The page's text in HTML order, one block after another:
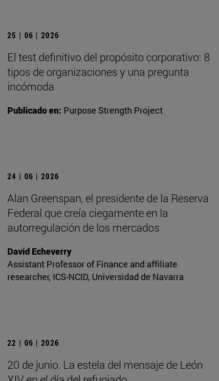
25 | 06 | 2026
El test definitivo del propósito corporativo: 8
tipos de organizaciones y una pregunta
incómoda
Publicado en: Purpose Strength Project
24 | 06 | 2026
Alan Greenspan, el presidente de la Reserva
Federal que creía ciegamente en la
autorregulación de los mercados
David Echeverry
Assistant Professor of Finance and affiliate
researcher, ICS-NCID, Universidad de Navarra
22 | 06 | 2026
20 de junio. La estela del mensaje de León